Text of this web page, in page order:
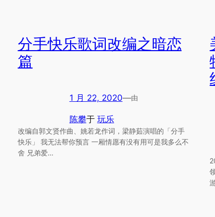
分手快乐歌词改编之暗恋
篇
1 月 22, 2020—由
陈攀于 玩乐
改编自郭文贤作曲、姚若龙作词，梁静茹演唱的「分手
快乐」 我无法帮你预言 一厢情愿有没有用可是我多么不
舍 兄弟爱…